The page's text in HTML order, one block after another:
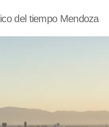
del tiempo Mendoza